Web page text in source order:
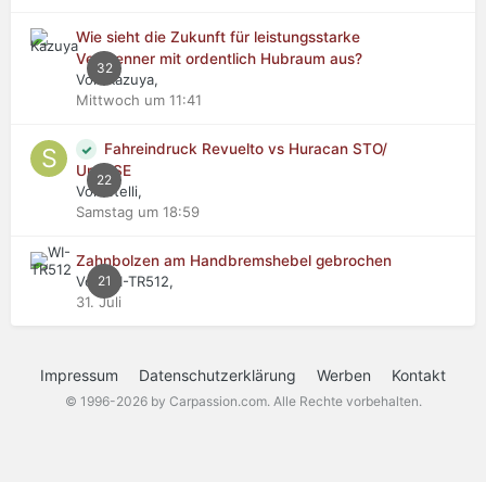
32
Wie sieht die Zukunft für leistungsstarke
Verbrenner mit ordentlich Hubraum aus?
Von Kazuya,
Mittwoch um 11:41
22
Fahreindruck Revuelto vs Huracan STO/
Urus SE
Von stelli,
Samstag um 18:59
21
Zahnbolzen am Handbremshebel gebrochen
Von WI-TR512,
31. Juli
Impressum Datenschutzerklärung Werben Kontakt
© 1996-2026 by Carpassion.com. Alle Rechte vorbehalten.